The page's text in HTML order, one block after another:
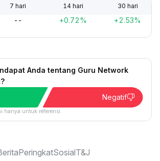
7 hari 14 hari 30 hari
-- +0.72% +2.53%
Anda tentang Guru Network
Negatif
hanya untuk referensi.
PeringkatSosialT&J